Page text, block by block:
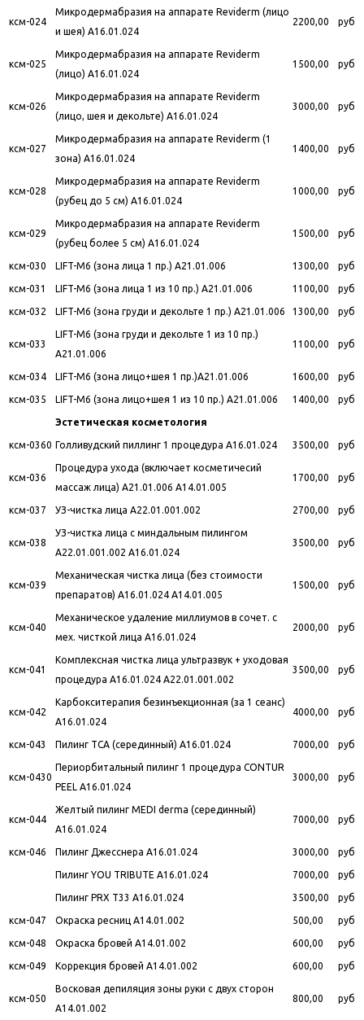
ксм-024
Микродермабразия на аппарате Reviderm (лицо
и шея) A16.01.024
2200,00 руб
ксм-025
Микродермабразия на аппарате Reviderm
(лицо) A16.01.024
1500,00 руб
ксм-026
Микродермабразия на аппарате Reviderm
(лицо, шея и декольте) A16.01.024
3000,00 руб
ксм-027
Микродермабразия на аппарате Reviderm (1
зона) A16.01.024
1400,00 руб
ксм-028
Микродермабразия на аппарате Reviderm
(рубец до 5 см) A16.01.024
1000,00 руб
ксм-029
Микродермабразия на аппарате Reviderm
(рубец более 5 см) A16.01.024
1500,00 руб
ксм-030 LIFT-M6 (зона лица 1 пр.) A21.01.006 1300,00 руб
ксм-031 LIFT-M6 (зона лица 1 из 10 пр.) A21.01.006 1100,00 руб
ксм-032 LIFT-M6 (зона груди и декольте 1 пр.) A21.01.006 1300,00 руб
ксм-033
LIFT-M6 (зона груди и декольте 1 из 10 пр.)
A21.01.006
1100,00 руб
ксм-034 LIFT-M6 (зона лицо+шея 1 пр.)A21.01.006 1600,00 руб
ксм-035 LIFT-M6 (зона лицо+шея 1 из 10 пр.) A21.01.006 1400,00 руб
Эстетическая косметология
ксм-0360 Голливудский пиллинг 1 процедура A16.01.024 3500,00 руб
ксм-036
Процедура ухода (включает косметичесий
массаж лица) A21.01.006 A14.01.005
1700,00 руб
ксм-037 УЗ-чистка лица A22.01.001.002 2700,00 руб
ксм-038
УЗ-чистка лица с миндальным пилингом
A22.01.001.002 A16.01.024
3500,00 руб
ксм-039
Механическая чистка лица (без стоимости
препаратов) A16.01.024 A14.01.005
1500,00 руб
ксм-040
Механическое удаление миллиумов в сочет. с
мех. чисткой лица A16.01.024
2000,00 руб
ксм-041
Комплексная чистка лица ультразвук + уходовая
процедура A16.01.024 A22.01.001.002
3500,00 руб
ксм-042
Карбокситерапия безинъекционная (за 1 сеанс)
A16.01.024
4000,00 руб
ксм-043 Пилинг ТСА (серединный) A16.01.024 7000,00 руб
ксм-0430
Периорбитальный пилинг 1 процедура CONTUR
PEEL A16.01.024
3000,00 руб
ксм-044
Желтый пилинг MEDI derma (серединный)
A16.01.024
7000,00 руб
ксм-046 Пилинг Джесснера A16.01.024 3000,00 руб
Пилинг YOU TRIBUTE A16.01.024 7000,00 руб
Пилинг PRX T33 A16.01.024 3500,00 руб
ксм-047 Окраска ресниц A14.01.002 500,00 руб
ксм-048 Окраска бровей A14.01.002 600,00 руб
ксм-049 Коррекция бровей A14.01.002 600,00 руб
ксм-050
Восковая депиляция зоны руки с двух сторон
A14.01.002
800,00 руб